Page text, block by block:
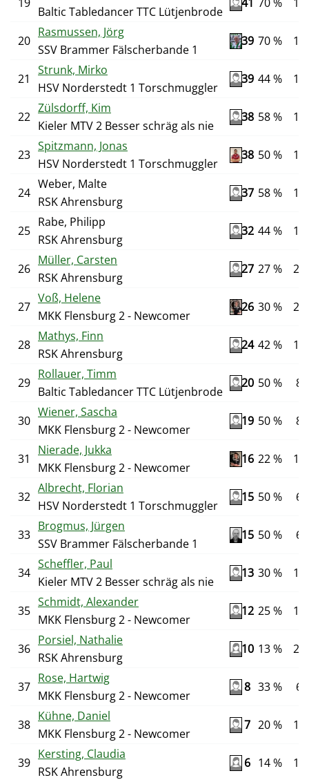
Baltic Tabledancer TTC Lütjenbrode
20
Rasmussen, Jörg
SSV Brammer Fälscherbande 1
39 70 % 10
21
Strunk, Mirko
HSV Norderstedt 1 Torschmuggler
39 44 % 18
22
Zülsdorff, Kim
Kieler MTV 2 Besser schräg als nie
38 58 % 12
23
Spitzmann, Jonas
HSV Norderstedt 1 Torschmuggler
38 50 % 14
24
Weber, Malte
RSK Ahrensburg
37 58 % 12
25
Rabe, Philipp
RSK Ahrensburg
32 44 % 16
26
Müller, Carsten
RSK Ahrensburg
27 27 % 26
27
Voß, Helene
MKK Flensburg 2 - Newcomer
26 30 % 20
28
Mathys, Finn
RSK Ahrensburg
24 42 % 12
29
Rollauer, Timm
Baltic Tabledancer TTC Lütjenbrode
20 50 % 8
30
Wiener, Sascha
MKK Flensburg 2 - Newcomer
19 50 % 8
31
Nierade, Jukka
MKK Flensburg 2 - Newcomer
16 22 % 18
32
Albrecht, Florian
HSV Norderstedt 1 Torschmuggler
15 50 % 6
33
Brogmus, Jürgen
SSV Brammer Fälscherbande 1
15 50 % 6
34
Scheffler, Paul
Kieler MTV 2 Besser schräg als nie
13 30 % 10
35
Schmidt, Alexander
MKK Flensburg 2 - Newcomer
12 25 % 12
36
Porsiel, Nathalie
RSK Ahrensburg
10 13 % 24
37
Rose, Hartwig
MKK Flensburg 2 - Newcomer
8 33 % 6
38
Kühne, Daniel
MKK Flensburg 2 - Newcomer
7 20 % 10
39
Kersting, Claudia
RSK Ahrensburg
6 14 % 14